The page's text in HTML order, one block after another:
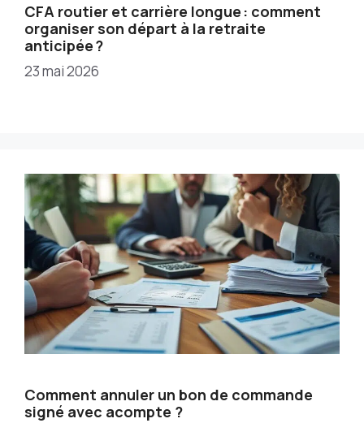
CFA routier et carrière longue : comment
organiser son départ à la retraite
anticipée ?
23 mai 2026
Comment annuler un bon de commande
signé avec acompte ?